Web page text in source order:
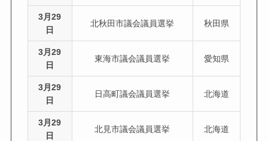
3月29
日
北秋田市議会議員選挙 秋田県
3月29
日
東海市議会議員選挙 愛知県
3月29
日
日高町議会議員選挙 北海道
3月29
日
北見市議会議員選挙 北海道